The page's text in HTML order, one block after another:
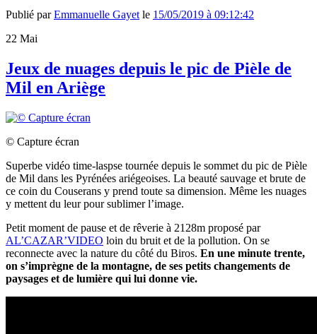
Publié parEmmanuelle Gayet le 15/05/2019 à 09:12:42
22 Mai
Jeux de nuages depuis le pic de Pièle de
Mil en Ariège
© Capture écran
Superbe vidéo time-laspse tournée depuis le sommet du pic de Pièle
de Mil dans les Pyrénées ariégeoises. La beauté sauvage et brute de
ce coin du Couserans y prend toute sa dimension. Même les nuages
y mettent du leur pour sublimer l’image.
Petit moment de pause et de rêverie à 2128m proposé par
AL’CAZAR’VIDEO loin du bruit et de la pollution. On se
reconnecte avec la nature du côté du Biros. En une minute trente,
on s’imprègne de la montagne, de ses petits changements de
paysages et de lumière qui lui donne vie.